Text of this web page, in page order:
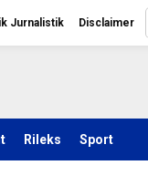
Jurnalistik Disclaimer
Rileks Sport